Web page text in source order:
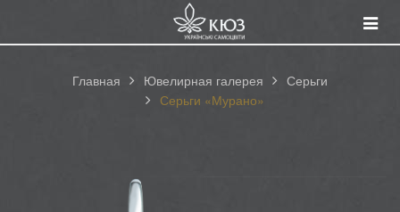
Главная Ювелирная галерея
Серьги
Серьги «Мурано»